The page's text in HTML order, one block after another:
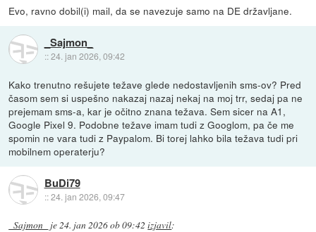
Evo, ravno dobil(i) mail, da se navezuje samo na DE državljane.
_Sajmon_
::24. jan 2026, 09:42
Kako trenutno rešujete težave glede nedostavljenih sms-ov? Pred
časom sem si uspešno nakazaj nazaj nekaj na moj trr, sedaj pa ne
prejemam sms-a, kar je očitno znana težava. Sem sicer na A1,
Google Pixel 9. Podobne težave imam tudi z Googlom, pa če me
spomin ne vara tudi z Paypalom. Bi torej lahko bila težava tudi pri
mobilnem operaterju?
BuDi79
::24. jan 2026, 09:47
_Sajmon_ je24. jan 2026 ob 09:42 izjavil: